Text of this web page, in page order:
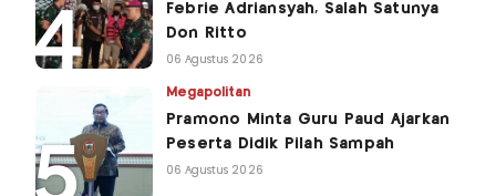
Febrie Adriansyah, Salah Satunya
Don Ritto
06 Agustus 2026
Megapolitan
Pramono Minta Guru Paud Ajarkan
Peserta Didik Pilah Sampah
06 Agustus 2026